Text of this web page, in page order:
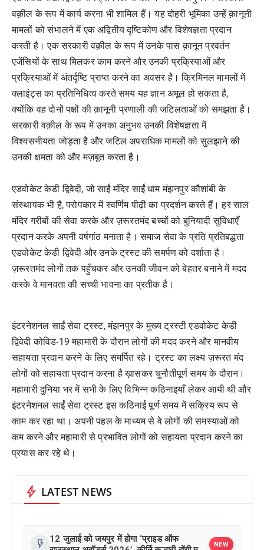
वक़ील के रूप में कार्य करना भी शामिल हैं। यह दोहरी भूमिका उन्हें क़ानूनी
मामलों को संभालने में एक अद्वितीय दृष्टिकोण और विशेषज्ञता प्रदान
करती है। एक सरकारी वक़ील के रूप में उनके पास क़ानून प्रवर्तन
एजेंसियों के साथ मिलकर काम करने और उनकी प्रक्रियाओं और
प्रक्रियाओं में अंतर्दृष्टि प्राप्त करने का अवसर है। क्रिमिनल मामलों में
क्लाइंट्स का प्रतिनिधित्व करते समय यह ज्ञान अमूल हो सकता है,
क्योंकि वह दोनों पक्षों की क़ानूनी प्रणाली की जटिलताओं को समझता है।
सरकारी वक़ील के रूप में उनका अनुभव उनकी विशेषज्ञता में
विश्वसनीयता जोड़ता है और जटिल अपराधिक मामलों को सुलझाने की
उनकी क्षमता को और मज़बूत करता है।
एडवोकेट केडी द्विवेदी, जो साईं मंदिर साईं धाम मंझनपुर कौशांबी के
संस्थापक भी है, परोपकार में स्वर्णिम पीढ़ी का प्रदर्शन करते हैं। हर साल
मंदिर गरीबों की सेवा करके और ज़रूरतमंद बच्चों को बुनियादी सुविधाएँ
प्रदान करके अपनी वर्षगांठ मनाता है। समाज सेवा के प्रति प्रतिबद्धता
एडवोकेट केडी द्विवेदी और उनके ट्रस्ट की समर्पण को दर्शाता है।
ज़रूरतमंद लोगों तक पहुँचकर और उनकी जीवन को बेहतर बनाने में मदद
करके वे मानवता की सच्ची भावना का प्रतीक है।
इंटरनेशनल साईं सेवा ट्रस्ट, मंझनपुर के मुख्य ट्रस्टी एडवोकेट केडी
द्विवेदी कोविड-19 महामारी के दौरान लोगों की मदद करने और मानवीय
सहायता प्रदान करने के लिए समर्पित रहे। ट्रस्ट का लक्ष्य ज़रूरत मंद
लोगों को सहायता प्रदान करना है ख़ासकर चुनौतीपूर्ण समय के दौरान।
महामारी दुनिया भर में सभी के लिए विभिन्न कठिनाइयाँ लेकर आयी थी और
इंटरनेशनल साईं सेवा ट्रस्ट इस कठिनाई पूर्ण समय में सक्रिय रूप से
काम कर रहा था। अपनी पहल के माध्यम से वे लोगों की समस्याओं को
कम करने और महामारी से प्रभावित लोगों को सहायता प्रदान करने का
प्रयास कर रहे थे।
bolt LATEST NEWS
flash_on 12 जुलाई को जयपुर में होगा ‘प्राइड ऑफ
NEW